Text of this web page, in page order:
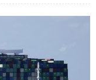
与普通的国际快递相